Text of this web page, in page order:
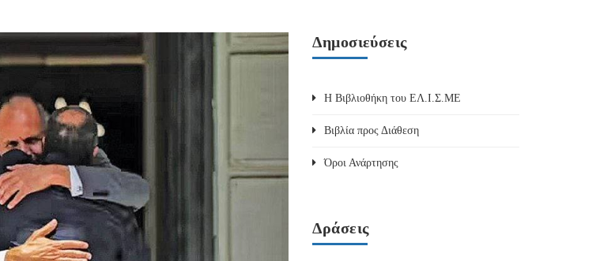
Δημοσιεύσεις
Η Βιβλιοθήκη του ΕΛ.Ι.Σ.ΜΕ
Βιβλία προς Διάθεση
Όροι Ανάρτησης
Δράσεις